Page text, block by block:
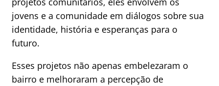
jovens e a comunidade em diálogos sobre sua
identidade, história e esperanças para o
futuro.
Esses projetos não apenas embelezaram o
bairro e melhoraram a percepção de